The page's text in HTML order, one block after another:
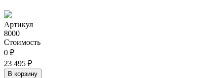
Артикул
8000
Стоимость
0 ₽
23 495 ₽